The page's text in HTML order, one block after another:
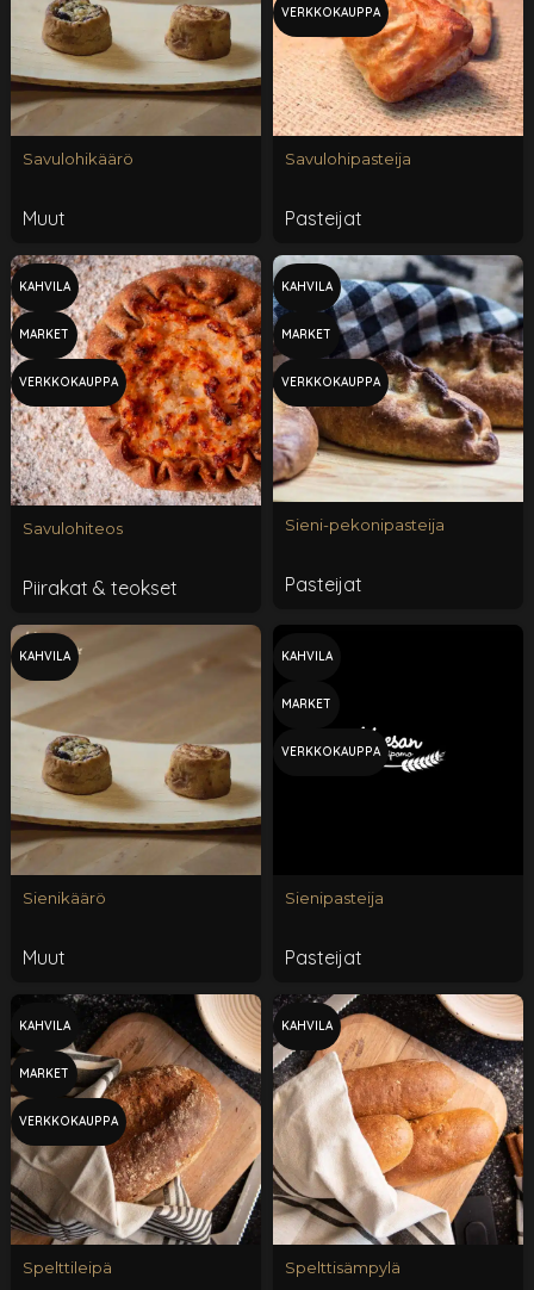
Savulohikäärö
Muut
VERKKOKAUPPA
Savulohipasteija
Pasteijat
KAHVILA
MARKET
VERKKOKAUPPA
Savulohiteos
Piirakat & teokset
KAHVILA
MARKET
VERKKOKAUPPA
Sieni-pekonipasteija
Pasteijat
KAHVILA
Sienikäärö
Muut
KAHVILA
MARKET
VERKKOKAUPPA
Sienipasteija
Pasteijat
KAHVILA
MARKET
VERKKOKAUPPA
Spelttileipä
KAHVILA
Spelttisämpylä